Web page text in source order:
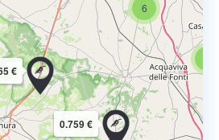
6
0.759 €
€